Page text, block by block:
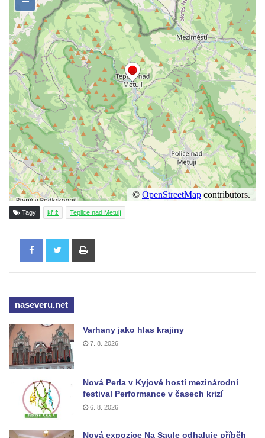
Podluží
Kříž u domu čp. 155 v Chřibské
Údajný kříž u domu čp. 283 ve Chřibské
Kříž jižně od Bukolu
Kříž na návsi v Bukolu
Centrální kříž hřbitova v Hrobčicích
Kříž u silnice z Chouče do Mirošovic
Centrální kříž hřbitova v Chouči
Kříž na rozcestí v Záluží
Kříž v ulici V Zátiší v Dobříni
Boží muka u domu čp. 392 na rohu ulic Na
Hradčanech a Palackého v Roudnici nad
Labem
Kříž v centru Liběšic
Kříž na návsi v Chouči
Boží muka na rozcestí východně od Chouče
Kříž na návsi v Dobrčicích
Kříž u domu čp. 3 v Chrámcích
Kříž u polní cesty severozápadně od Kozel
Údajný kříž na návsi v Kozlech
Centrální kříž hřbitova v Kozlech
Kříž východně od Oparna u cesty na Lovoš
Tagy kříž Teplice nad Metují
Tisknout
naseveru.net
Varhany jako hlas krajiny
7. 8. 2026
Nová Perla v Kyjově hostí mezinárodní
festival Performance v časech krizí
6. 8. 2026
Nová expozice Na Saule odhaluje příběh